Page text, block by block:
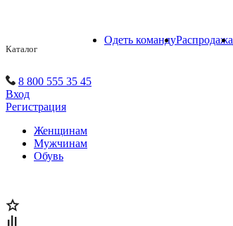
Каталог
Одеть командуРаспродажа
8 800 555 35 45
Вход
Регистрация
Женщинам
Мужчинам
Обувь